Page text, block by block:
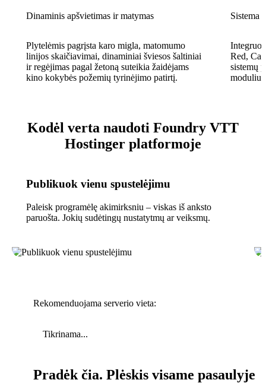
Dinaminis apšvietimas ir matymas
Plytelėmis pagrįsta karo migla, matomumo
linijos skaičiavimai, dinaminiai šviesos šaltiniai
ir regėjimas pagal žetoną suteikia žaidėjams
kino kokybės požemių tyrinėjimo patirtį.
Sistema
Red,
sistemų
Kodėl verta naudoti Foundry VTT
Hostinger platformoje
Publikuok vienu spustelėjimu
Paleisk programėlę akimirksniu – viskas iš anksto
paruošta. Jokių sudėtingų nustatytmų ar veiksmų.
Rekomenduojama serverio vieta:
Tikrinama...
Pradėk čia. Plėskis visame pasaulyje